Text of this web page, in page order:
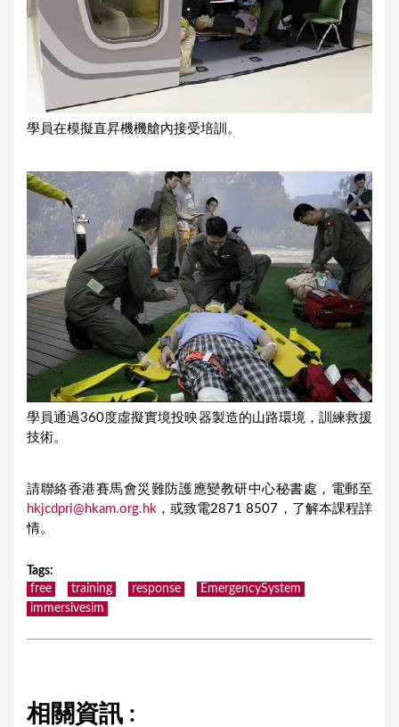
學員在模擬直昇機機艙內接受培訓。
學員通過360度虛擬實境投映器製造的山路環境，訓練救援
技術。
請聯絡香港賽馬會災難防護應變教研中心秘書處，電郵至
hkjcdpri@hkam.org.hk ，或致電2871 8507，了解本課程詳
情。
Tags:
free
training response
EmergencySystem
immersivesim
相關資訊 :